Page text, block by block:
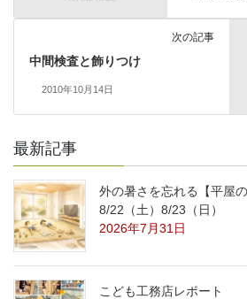
次の記事
中間検査と飾りつけ
2010年10月14日
最新記事
外の暑さを忘れる【平屋
8/22（土）8/23（日）
2026年7月31日
こども工務店レポート